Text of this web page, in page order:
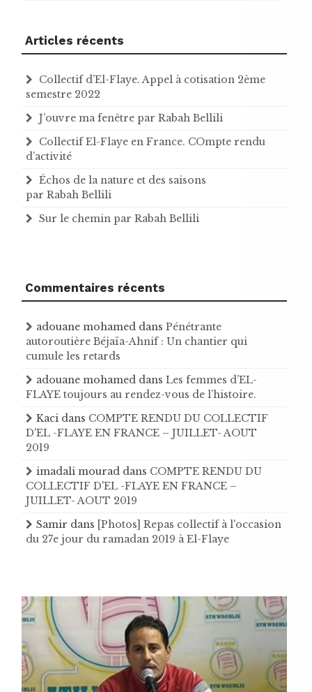
Articles récents
Collectif d’El-Flaye. Appel à cotisation 2ème
semestre 2022
J’ouvre ma fenêtre par Rabah Bellili
Collectif El-Flaye en France. COmpte rendu
d’activité
Échos de la nature et des saisons
par Rabah Bellili
Sur le chemin par Rabah Bellili
Commentaires récents
adouane mohamed dans Pénétrante
autoroutière Béjaïa-Ahnif : Un chantier qui
cumule les retards
adouane mohamed dans Les femmes d’EL-
FLAYE toujours au rendez-vous de l’histoire .
Kaci dans COMPTE RENDU DU COLLECTIF
D'EL -FLAYE EN FRANCE – JUILLET- AOUT
2019
imadali mourad dans COMPTE RENDU DU
COLLECTIF D'EL -FLAYE EN FRANCE –
JUILLET- AOUT 2019
Samir dans [Photos] Repas collectif à l'occasion
du 27e jour du ramadan 2019 à El-Flaye